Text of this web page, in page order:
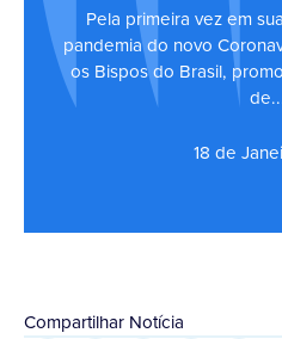
Pela primeira vez em
pandemia do novo
os Bispos do Brasil,
18 de
Compartilhar Notícia